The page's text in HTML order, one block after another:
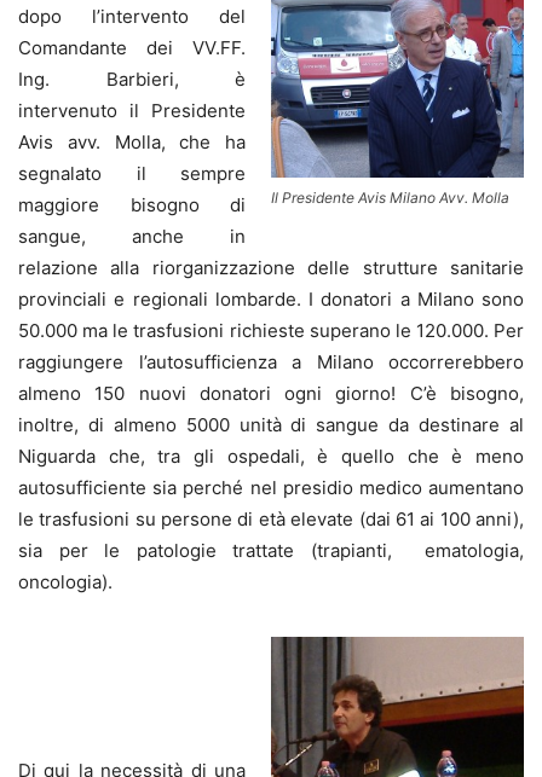
Il Presidente Avis Milano Avv. Molla
dopo l’intervento del
Comandante dei VV.FF.
Ing. Barbieri, è
intervenuto il Presidente
Avis avv. Molla, che ha
segnalato il sempre
maggiore bisogno di
sangue, anche in
relazione alla riorganizzazione delle strutture sanitarie
provinciali e regionali lombarde. I donatori a Milano sono
50.000 ma le trasfusioni richieste superano le 120.000. Per
raggiungere l’autosufficienza a Milano occorrerebbero
almeno 150 nuovi donatori ogni giorno! C’è bisogno,
inoltre, di almeno 5000 unità di sangue da destinare al
Niguarda che, tra gli ospedali, è quello che è meno
autosufficiente sia perché nel presidio medico aumentano
le trasfusioni su persone di età elevate (dai 61 ai 100 anni),
sia per le patologie trattate (trapianti, ematologia,
oncologia).
Di qui la necessità di una